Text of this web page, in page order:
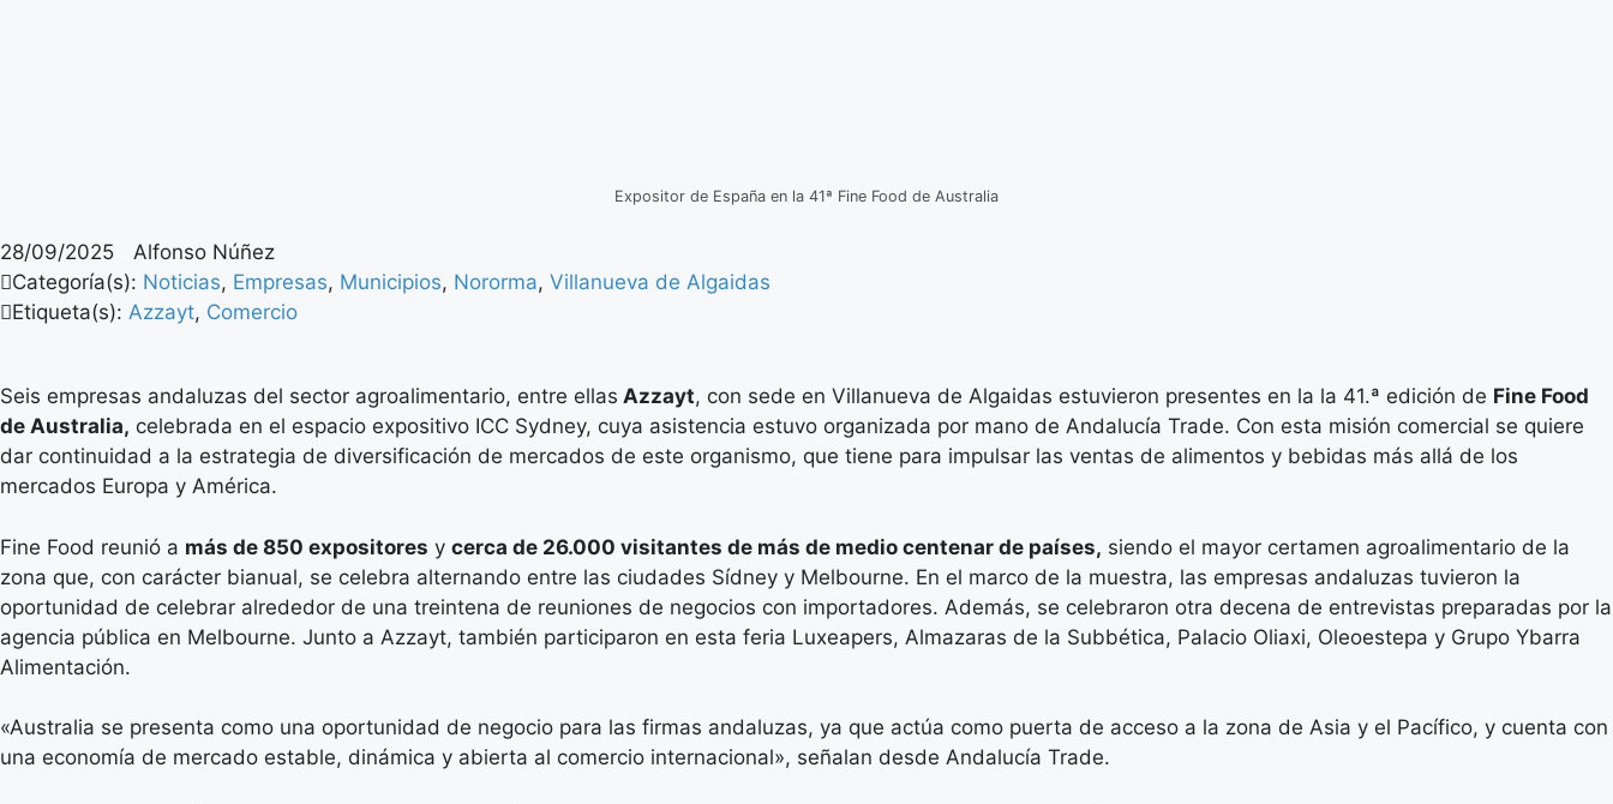
Expositor de España en la 41ª Fine Food de Australia
28/09/2025
Alfonso Núñez
Categoría(s): Noticias, Empresas, Municipios, Nororma, Villanueva de Algaidas
Etiqueta(s): Azzayt, Comercio
Seis empresas andaluzas del sector agroalimentario, entre ellas Azzayt, con sede en Villanueva de Algaidas estuvieron presentes en la la 41.ª edición de Fine Food
de Australia, celebrada en el espacio expositivo ICC Sydney, cuya asistencia estuvo organizada por mano de Andalucía Trade. Con esta misión comercial se quiere
dar continuidad a la estrategia de diversificación de mercados de este organismo, que tiene para impulsar las ventas de alimentos y bebidas más allá de los
mercados Europa y América.
Fine Food reunió a más de 850 expositores y cerca de 26.000 visitantes de más de medio centenar de países, siendo el mayor certamen agroalimentario de la
zona que, con carácter bianual, se celebra alternando entre las ciudades Sídney y Melbourne. En el marco de la muestra, las empresas andaluzas tuvieron la
oportunidad de celebrar alrededor de una treintena de reuniones de negocios con importadores. Además, se celebraron otra decena de entrevistas preparadas por la
agencia pública en Melbourne. Junto a Azzayt, también participaron en esta feria Luxeapers, Almazaras de la Subbética, Palacio Oliaxi, Oleoestepa y Grupo Ybarra
Alimentación.
«Australia se presenta como una oportunidad de negocio para las firmas andaluzas, ya que actúa como puerta de acceso a la zona de Asia y el Pacífico, y cuenta con
una economía de mercado estable, dinámica y abierta al comercio internacional», señalan desde Andalucía Trade.